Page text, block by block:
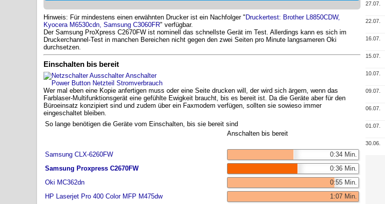
Hinweis: Für mindestens einen erwähnten Drucker ist ein Nachfolger " Druckertest: Brother L8850CDW,
Kyocera M6530cdn, Samsung C3060FR" verfügbar.
Der Samsung ProXpress C2670FW ist nominell das schnellste Gerät im Test. Allerdings kann es sich im
Druckerchannel-Test in manchen Bereichen nicht gegen den zwei Seiten pro Minute langsameren Oki
durchsetzen.
Einschalten bis bereit
Wer mal eben eine Kopie anfertigen muss oder eine Seite drucken will, der wird sich ärgern, wenn das
Farblaser-Multifunktionsgerät eine gefühlte Ewigkeit braucht, bis es bereit ist. Da die Geräte aber für den
Büroeinsatz konzipiert sind und zudem über ein Faxmodem verfügen, sollten sie sowieso immer
eingeschaltet bleiben.
So lange benötigen die Geräte vom Einschalten, bis sie bereit sind
Anschalten bis bereit
Samsung CLX-6260FW
0:34 Min.
Samsung Proxpress C2670FW
0:36 Min.
Oki MC362dn
0:55 Min.
HP Laserjet Pro 400 Color MFP M475dw
1:07 Min.
27.07.
22.07.
16.07.
15.07.
10.07.
09.07.
06.07.
01.07.
30.06.